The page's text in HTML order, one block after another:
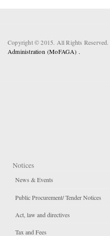
Copyright © 2015. All Rights Reserved.
Administration (MoFAGA) .
Notices
News & Events
Public Procurement/ Tender Notices
Act, law and directives
Tax and Fees